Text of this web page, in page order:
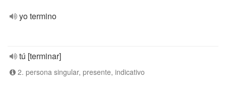
yo termino
tú [terminar]
2. persona singular, presente, indicativo